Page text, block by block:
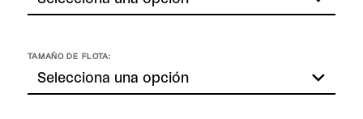
TAMAÑO DE FLOTA: